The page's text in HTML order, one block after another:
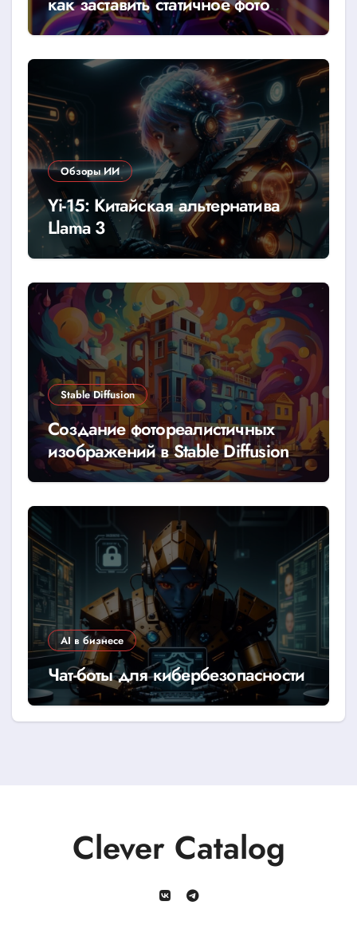
говорить
Обзоры ИИ
Yi-15: Китайская альтернатива
Llama 3
Stable Diffusion
Создание фотореалистичных
изображений в Stable Diffusion
AI в бизнесе
Чат-боты для кибербезопасности
Clever Catalog